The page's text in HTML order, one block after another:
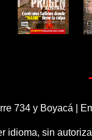
734 y Boyacá |
sin